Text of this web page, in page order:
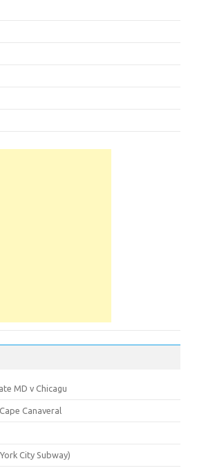
MD v Chicagu
Canaveral
City Subway)